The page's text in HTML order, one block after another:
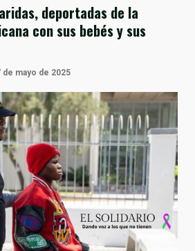
deportadas de la
con sus bebés y sus
de mayo de 2025